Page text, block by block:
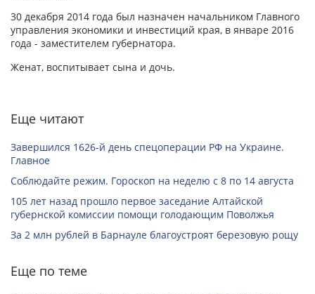
30 декабря 2014 года был назначен начальником Главного
управления экономики и инвестиций края, в январе 2016
года - заместителем губернатора.
Женат, воспитывает сына и дочь.
Еще читают
Завершился 1626-й день спецоперации РФ на Украине.
Главное
Соблюдайте режим. Гороскоп на неделю с 8 по 14 августа
105 лет назад прошло первое заседание Алтайской
губернской комиссии помощи голодающим Поволжья
За 2 млн рублей в Барнауле благоустроят березовую рощу
Еще по теме